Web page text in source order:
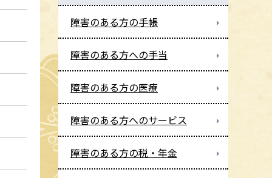
障害のある方の手帳
障害のある方への手当
障害のある方の医療
障害のある方へのサービス
障害のある方の税・年金